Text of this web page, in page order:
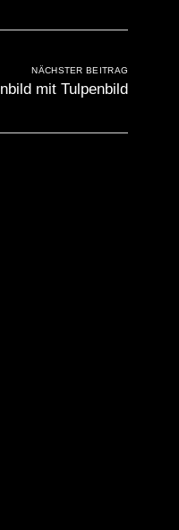
NÄCHSTER BEITRAG
mit Tulpenbild